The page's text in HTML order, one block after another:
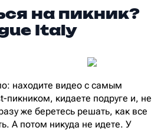
на пикник?
Italy
находите видео с самым
пикником, кидаете подруге и, не
же беретесь решать, как все
А потом никуда не идете. У